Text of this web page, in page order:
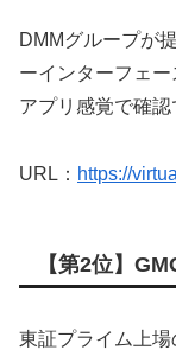
DMMグループが
ーインターフェ
アプリ感覚で確認
URL： https://
【第2位】
東証プライム上場